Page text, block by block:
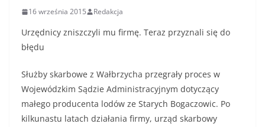
16 września 2015 Redakcja
Urzędnicy zniszczyli mu firmę. Teraz przyznali się do
błędu
Służby skarbowe z Wałbrzycha przegrały proces w
Wojewódzkim Sądzie Administracyjnym dotyczący
małego producenta lodów ze Starych Bogaczowic. Po
kilkunastu latach działania firmy, urząd skarbowy